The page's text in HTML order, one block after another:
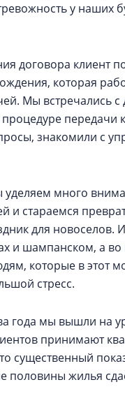
у наших
договора клиент
которая
Мы встречались
передачи
знакомили с
уделяем много
и стараемся
для новоселов.
и шампанском, а
которые в этот
стресс.
года мы вышли на
принимают
существенный
половины жилья